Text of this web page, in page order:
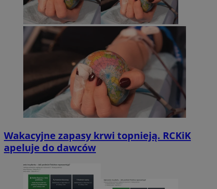
Wakacyjne zapasy krwi topnieją. RCKiK
apeluje do dawców